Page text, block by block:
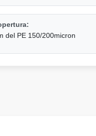
del PE 150/200micron